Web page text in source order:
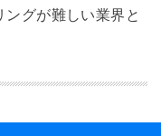
グが難しい業界と